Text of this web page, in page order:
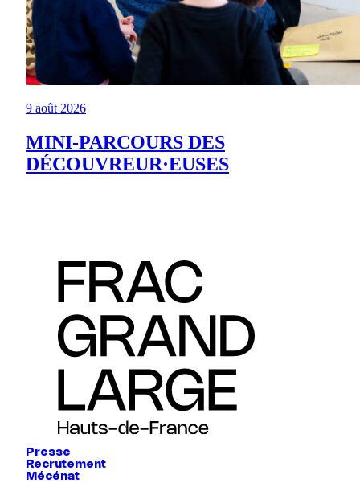
9 août 2026
MINI-PARCOURS DES
DÉCOUVREUR·EUSES
Presse
Recrutement
Mécénat